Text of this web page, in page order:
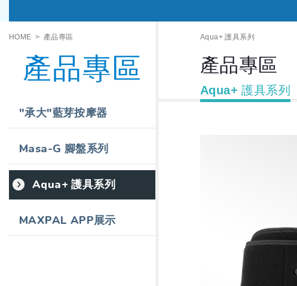
HOME 產品專區
產品專區
"承大"藍芽按摩器
Masa-G 腳盤系列
Aqua+ 護具系列
MAXPAL APP展示
Aqua+ 護具系列
產品專區
Aqua+ 護具系列